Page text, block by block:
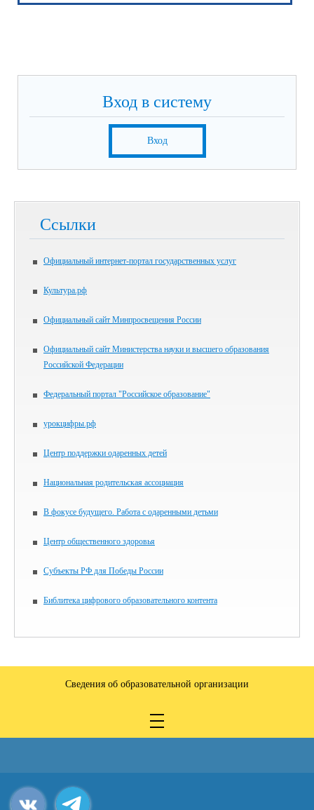
Вход в систему
Вход
Ссылки
Официальный интернет-портал государственных услуг
Культура.рф
Официальный сайт Минпросвещения России
Официальный сайт Министерства науки и высшего образования
Российской Федерации
Федеральный портал "Российское образование"
урокцифры.рф
Центр поддержки одаренных детей
Национальная родительская ассоциация
В фокусе будущего. Работа с одаренными детьми
Центр общественного здоровья
Субъекты РФ для Победы России
Библитека цифрового образовательного контента
Сведения об образовательной организации